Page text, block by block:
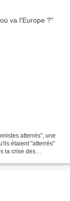
atterrés", une
étaient "atterrés"
la crise des